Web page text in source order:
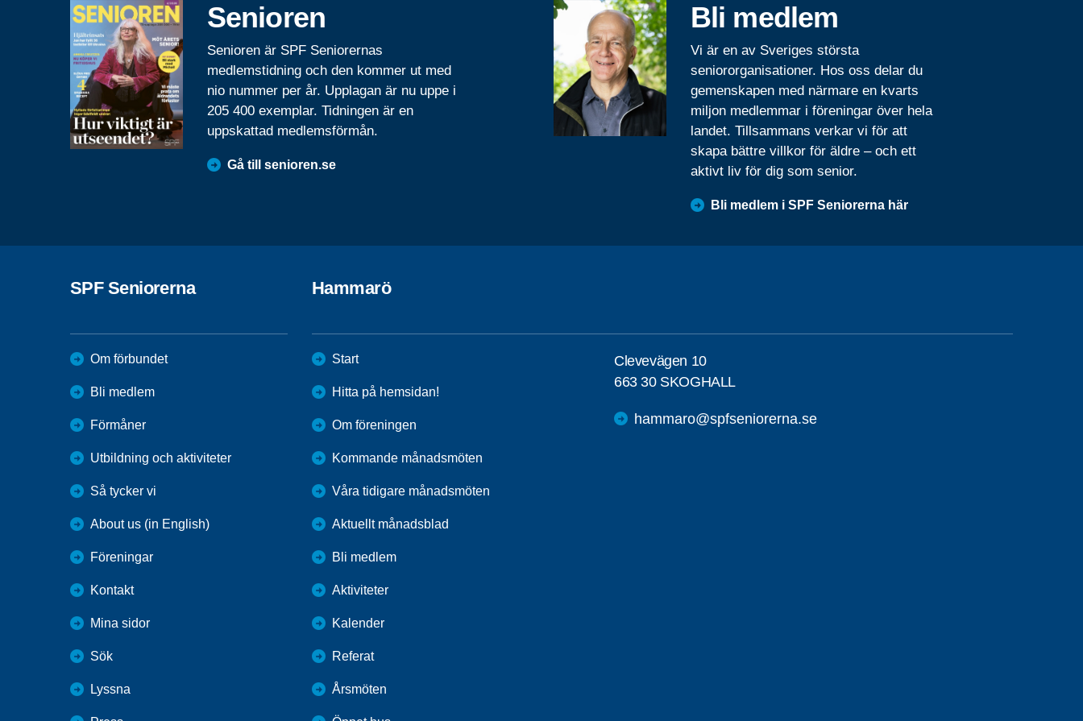
Senioren
Senioren är SPF Seniorernas
medlemstidning och den kommer ut med
nio nummer per år. Upplagan är nu uppe i
205 400 exemplar. Tidningen är en
uppskattad medlemsförmån.
Gå till senioren.se
Bli medlem
Vi är en av Sveriges största
seniororganisationer. Hos oss delar du
gemenskapen med närmare en kvarts
miljon medlemmar i föreningar över hela
landet. Tillsammans verkar vi för att
skapa bättre villkor för äldre – och ett
aktivt liv för dig som senior.
Bli medlem i SPF Seniorerna här
SPF Seniorerna
Om förbundet
Bli medlem
Förmåner
Utbildning och aktiviteter
Så tycker vi
About us (in English)
Föreningar
Kontakt
Mina sidor
Sök
Lyssna
Hammarö
Start
Hitta på hemsidan!
Om föreningen
Kommande månadsmöten
Våra tidigare månadsmöten
Aktuellt månadsblad
Bli medlem
Aktiviteter
Kalender
Referat
Årsmöten
Clevevägen 10
663 30 SKOGHALL
hammaro@spfseniorerna.se